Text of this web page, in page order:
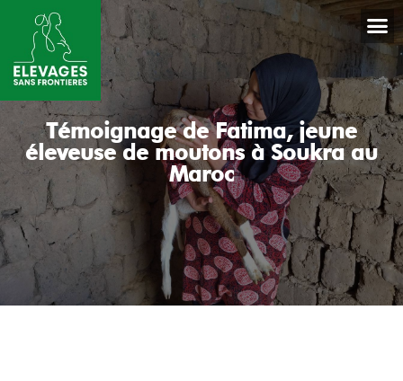
Témoignage de Fatima, jeune
éleveuse de moutons à Soukra au
Maroc